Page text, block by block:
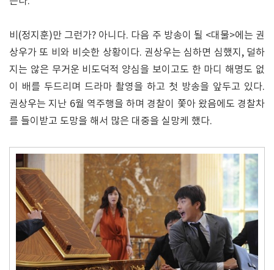
비(정지훈)만 그런가? 아니다. 다음 주 방송이 될 <대물>에는 권
상우가 또 비와 비슷한 상황이다. 권상우는 심하면 심했지, 덜하
지는 않은 무거운 비도덕적 양심을 보이고도 한 마디 해명도 없
이 배를 두드리며 드라마 촬영을 하고 첫 방송을 앞두고 있다.
권상우는 지난 6월 역주행을 하며 경찰이 쫓아 왔음에도 경찰차
를 들이받고 도망을 해서 많은 대중을 실망케 했다.